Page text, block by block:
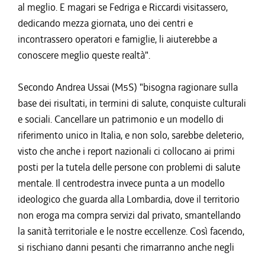
al meglio. E magari se Fedriga e Riccardi visitassero,
dedicando mezza giornata, uno dei centri e
incontrassero operatori e famiglie, li aiuterebbe a
conoscere meglio queste realtà".
Secondo Andrea Ussai (M5S) "bisogna ragionare sulla
base dei risultati, in termini di salute, conquiste culturali
e sociali. Cancellare un patrimonio e un modello di
riferimento unico in Italia, e non solo, sarebbe deleterio,
visto che anche i report nazionali ci collocano ai primi
posti per la tutela delle persone con problemi di salute
mentale. Il centrodestra invece punta a un modello
ideologico che guarda alla Lombardia, dove il territorio
non eroga ma compra servizi dal privato, smantellando
la sanità territoriale e le nostre eccellenze. Così facendo,
si rischiano danni pesanti che rimarranno anche negli